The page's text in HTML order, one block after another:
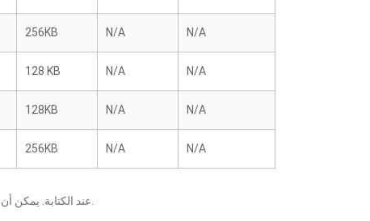
256KB N/A N/A
128 KB N/A N/A
128KB N/A N/A
256KB N/A N/A